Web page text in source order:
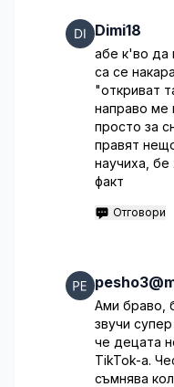
Dimi18
абе к'во да
са се
"откриват
направо ме
просто за
правят
научиха,
факт
Отговори
Ами браво,
звучи
че децата
TikTok-а.
съмнява